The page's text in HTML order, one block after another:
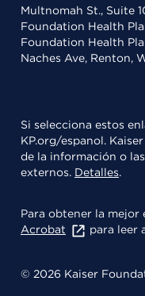
Multnomah St., Suite
Foundation Health
Foundation Health
Naches Ave, Renton,
Si selecciona estos
KP.org/espanol.
de la información o
externos. Detalles.
Para obtener la mejor
Acrobat
para leer
© 2026 Kaiser